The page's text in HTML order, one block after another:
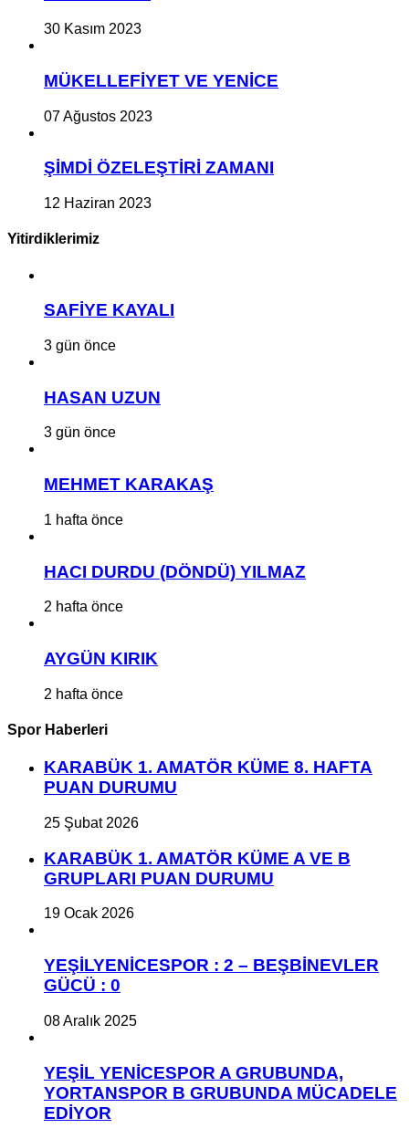
30 Kasım 2023
MÜKELLEFİYET VE YENİCE
07 Ağustos 2023
ŞİMDİ ÖZELEŞTİRİ ZAMANI
12 Haziran 2023
Yitirdiklerimiz
SAFİYE KAYALI
3 gün önce
HASAN UZUN
3 gün önce
MEHMET KARAKAŞ
1 hafta önce
HACI DURDU (DÖNDÜ) YILMAZ
2 hafta önce
AYGÜN KIRIK
2 hafta önce
Spor Haberleri
KARABÜK 1. AMATÖR KÜME 8. HAFTA
PUAN DURUMU
25 Şubat 2026
KARABÜK 1. AMATÖR KÜME A VE B
GRUPLARI PUAN DURUMU
19 Ocak 2026
YEŞİLYENİCESPOR : 2 – BEŞBİNEVLER
GÜCÜ : 0
08 Aralık 2025
YEŞİL YENİCESPOR A GRUBUNDA,
YORTANSPOR B GRUBUNDA MÜCADELE
EDİYOR